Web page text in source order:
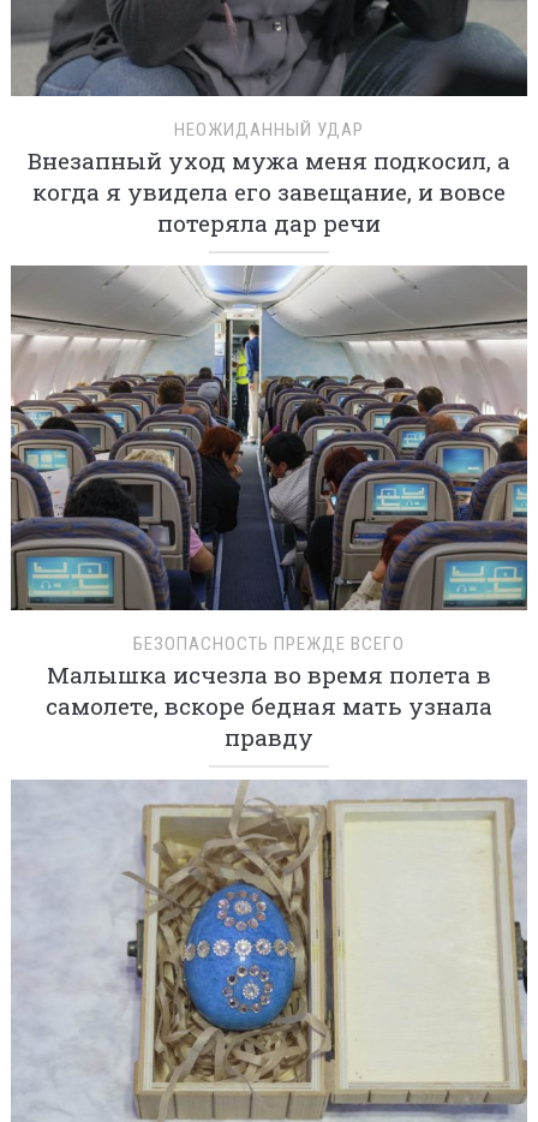
НЕОЖИДАННЫЙ УДАР
Внезапный уход мужа меня подкосил, а
когда я увидела его завещание, и вовсе
потеряла дар речи
БЕЗОПАСНОСТЬ ПРЕЖДЕ ВСЕГО
Малышка исчезла во время полета в
самолете, вскоре бедная мать узнала
правду